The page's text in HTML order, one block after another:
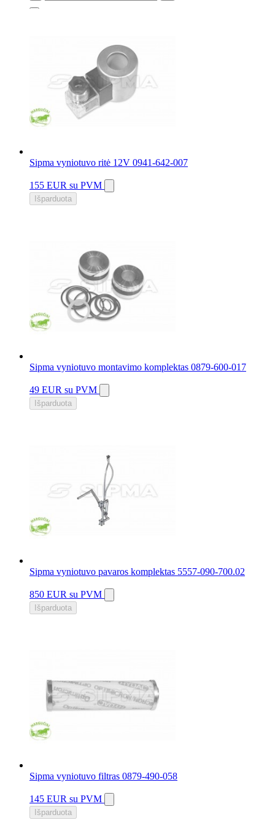
Sipma vyniotuvo ritė 12V 0941-642-007
155 EUR su PVM
Išparduota
Sipma vyniotuvo montavimo komplektas 0879-600-017
49 EUR su PVM
Išparduota
Sipma vyniotuvo pavaros komplektas 5557-090-700.02
850 EUR su PVM
Išparduota
Sipma vyniotuvo filtras 0879-490-058
145 EUR su PVM
Išparduota